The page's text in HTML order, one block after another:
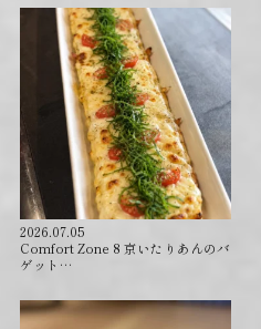
2026.07.05
Comfort Zone 8 京いたりあんのバ
ゲット…